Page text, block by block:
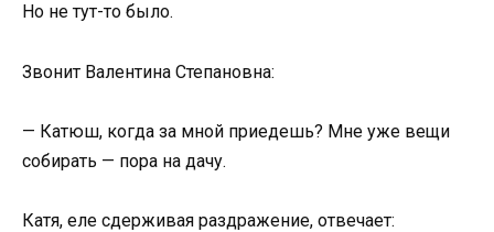
Но не тут-то было.
Звонит Валентина Степановна:
— Катюш, когда за мной приедешь? Мне уже вещи
собирать — пора на дачу.
Катя, еле сдерживая раздражение, отвечает: